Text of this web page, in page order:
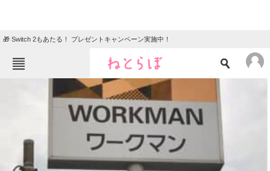
🎁 Switch 2もあたる！ プレゼントキャンペーン実施中！
ねとらぼメニュー
ニュース
クイズ
地域